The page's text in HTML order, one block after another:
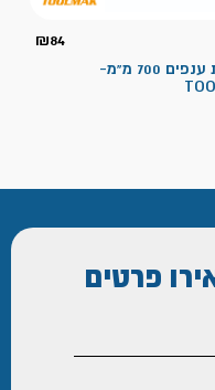
₪84
מזמרת ענפים 700 מ"מ-
פרטים